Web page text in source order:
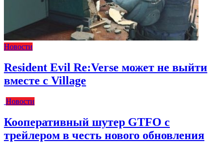
Новости
Resident Evil Re:Verse может не выйти
вместе с Village
Новости
Кооперативный шутер GTFO с
трейлером в честь нового обновления